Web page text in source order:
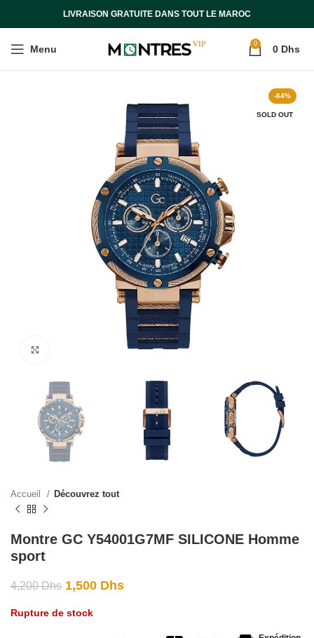
LIVRAISON GRATUITE DANS TOUT LE MAROC
Menu 0 0 Dhs
-64%
SOLD OUT
Accueil Découvrez tout
Montre GC Y54001G7MF SILICONE Homme
sport
4,200Dhs 1,500 Dhs
Rupture de stock